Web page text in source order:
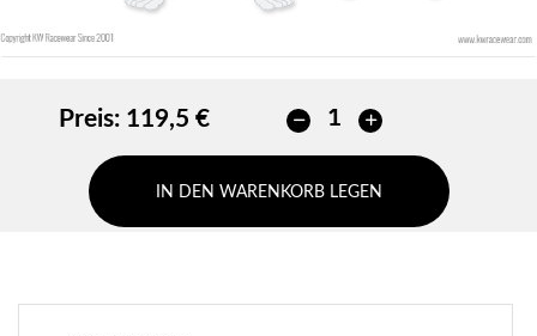
Preis: 119,5 €
IN DEN WARENKORB LEGEN